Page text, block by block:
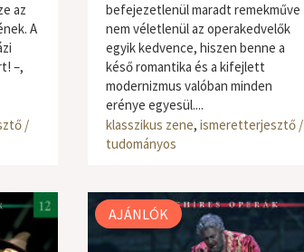
az
A
–,
/
befejezetlenül maradt remekműve
nem véletlenül az operakedvelők
egyik kedvence, hiszen benne a
késő romantika és a kifejlett
modernizmus valóban minden
erénye egyesül....
klasszikus zene, ismeretterjesztő /
tudományos
AJÁNLÓK